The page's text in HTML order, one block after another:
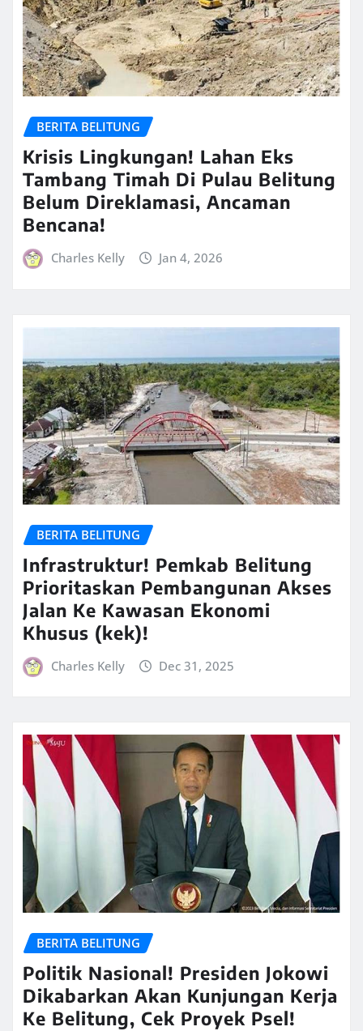
BERITA BELITUNG
Krisis Lingkungan! Lahan Eks
Tambang Timah Di Pulau Belitung
Belum Direklamasi, Ancaman
Bencana!
Charles Kelly Jan 4, 2026
BERITA BELITUNG
Infrastruktur! Pemkab Belitung
Prioritaskan Pembangunan Akses
Jalan Ke Kawasan Ekonomi
Khusus (kek)!
Charles Kelly Dec 31, 2025
BERITA BELITUNG
Politik Nasional! Presiden Jokowi
Dikabarkan Akan Kunjungan Kerja
Ke Belitung, Cek Proyek Psel!